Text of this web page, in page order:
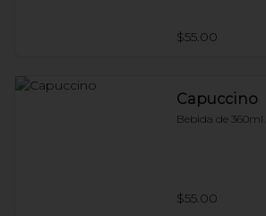
$55.00
Capuccino
Bebida de 360ml.
$55.00